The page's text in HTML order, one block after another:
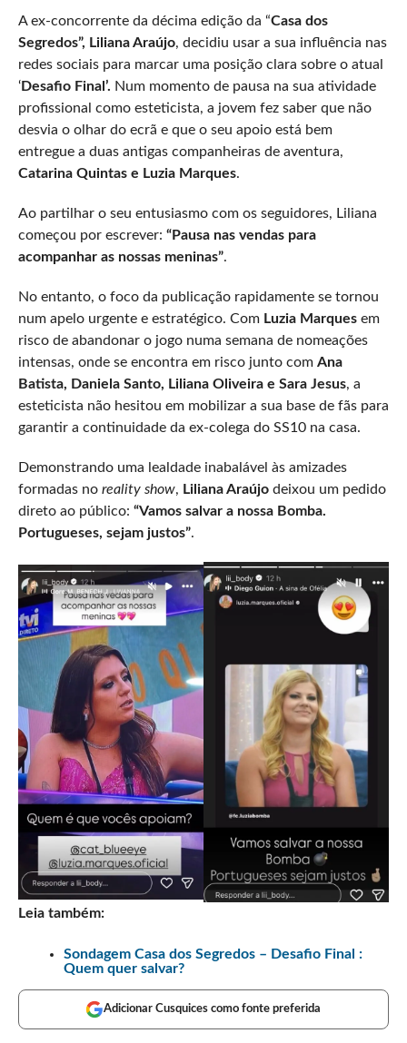
A ex-concorrente da décima edição da “Casa dos
Segredos”, Liliana Araújo, decidiu usar a sua influência nas
redes sociais para marcar uma posição clara sobre o atual
‘Desafio Final’. Num momento de pausa na sua atividade
profissional como esteticista, a jovem fez saber que não
desvia o olhar do ecrã e que o seu apoio está bem
entregue a duas antigas companheiras de aventura,
Catarina Quintas e Luzia Marques.
Ao partilhar o seu entusiasmo com os seguidores, Liliana
começou por escrever: “Pausa nas vendas para
acompanhar as nossas meninas”.
No entanto, o foco da publicação rapidamente se tornou
num apelo urgente e estratégico. Com Luzia Marquesem
risco de abandonar o jogo numa semana de nomeações
intensas, onde se encontra em risco junto com Ana
Batista, Daniela Santo, Liliana Oliveira e Sara Jesus, a
esteticista não hesitou em mobilizar a sua base de fãs para
garantir a continuidade da ex-colega do SS10 na casa.
Demonstrando uma lealdade inabalável às amizades
formadas no reality show, Liliana Araújodeixou um pedido
direto ao público: “Vamos salvar a nossa Bomba.
Portugueses, sejam justos”.
Leia também:
Sondagem Casa dos Segredos – Desafio Final :
Quem quer salvar?
Adicionar Cusquices como fonte preferida